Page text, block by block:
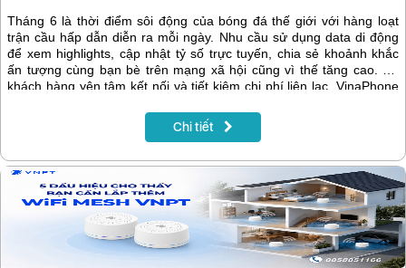
Tháng 6 là thời điểm sôi động của bóng đá thế giới với hàng loạt
trận cầu hấp dẫn diễn ra mỗi ngày. Nhu cầu sử dụng data di động
để xem highlights, cập nhật tỷ số trực tuyến, chia sẻ khoảnh khắc
ấn tượng cùng bạn bè trên mạng xã hội cũng vì thế tăng cao. Để
khách hàng yên tâm kết nối và tiết kiệm chi phí liên lạc, VinaPhone
6/2026. Chỉ cần nạp thẻ đúng thời gian quy định, thuê bao sẽ nhận
thêm ưu đãi giá trị, giúp kéo dài trải nghiệm data và tận hưởng trọn
Chi tiết